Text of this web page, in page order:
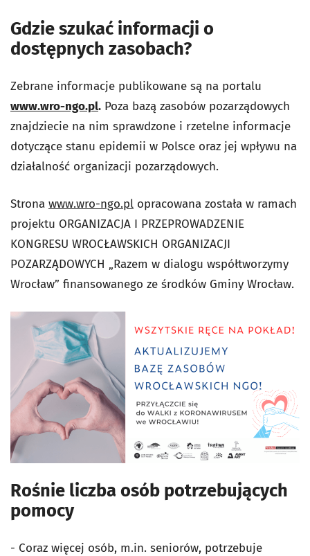
Gdzie szukać informacji o
dostępnych zasobach?
Zebrane informacje publikowane są na portalu
www.wro-ngo.pl. Poza bazą zasobów pozarządowych
znajdziecie na nim sprawdzone i rzetelne informacje
dotyczące stanu epidemii w Polsce oraz jej wpływu na
działalność organizacji pozarządowych.
Strona www.wro-ngo.pl opracowana została w ramach
projektu ORGANIZACJA I PRZEPROWADZENIE
KONGRESU WROCŁAWSKICH ORGANIZACJI
POZARZĄDOWYCH „Razem w dialogu współtworzymy
Wrocław” finansowanego ze środków Gminy Wrocław.
Rośnie liczba osób potrzebujących
pomocy
- Coraz więcej osób, m.in. seniorów, potrzebuje